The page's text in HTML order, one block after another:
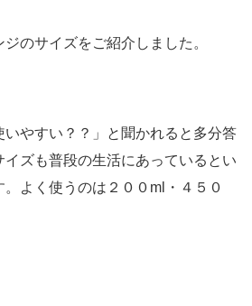
のサイズをご紹介しました。
いやすい？？」と聞かれると多分答
イズも普段の生活にあっているとい
。よく使うのは２００ml・４５０